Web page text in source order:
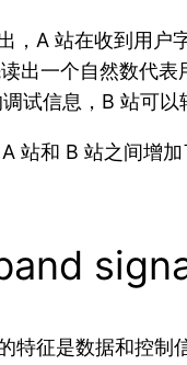
，A 站在收到用户
出一个自然数代
试信息，B 站可
A 站和 B 站之间增
特征是数据和控制